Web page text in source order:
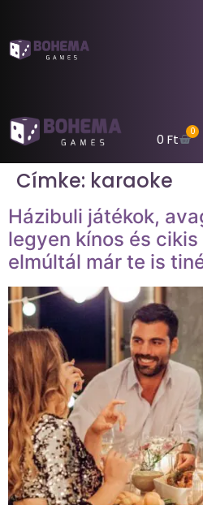
0Ft 0
Címke: karaoke
Házibuli játékok,
legyen kínos és
elmúltál már te is